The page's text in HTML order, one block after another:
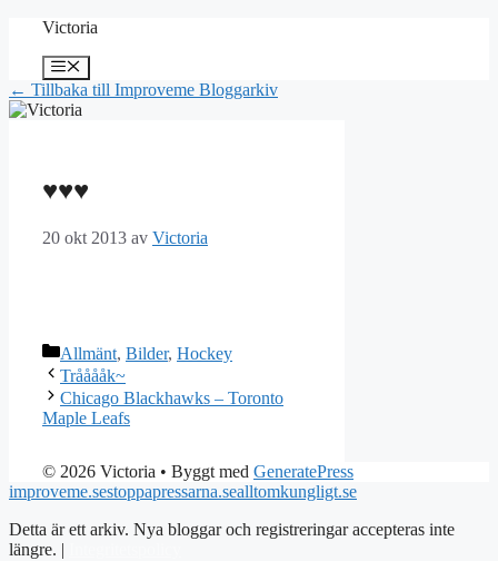
Hoppa
innehåll
Victoria
Meny
← Tillbaka till Improveme Bloggarkiv
♥♥♥
20 okt 2013 av Victoria
Kategorier
Allmänt, Bilder, Hockey
Trååååk~
Chicago Blackhawks – Toronto
Maple Leafs
© 2026 Victoria • Byggt med GeneratePress
improveme.sestoppapressarna.sealltomkungligt.se
Detta är ett arkiv. Nya bloggar och registreringar accepteras inte
längre. |